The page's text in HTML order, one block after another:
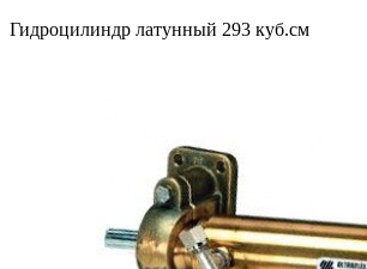
Гидроцилиндр латунный 293 куб.см